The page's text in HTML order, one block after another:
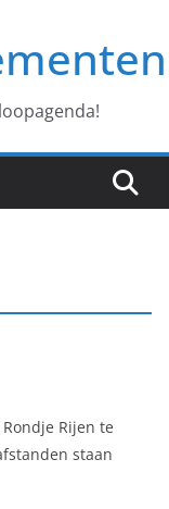
Rijen te
staan